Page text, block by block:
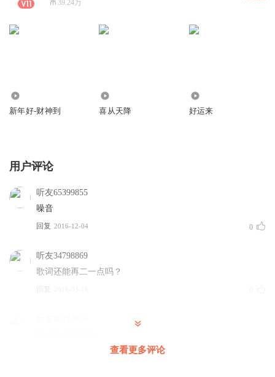
到排练，皆很艰苦。而这一切的努力会让大家看到她们从素人蜕变
39.24万
新年好-财神到 喜从天降 好运来
用户评论
听友65399855
噪音
回复 2016-12-04 0
听友34798869
歌词还能再二一点吗？
回复
查看更多评论